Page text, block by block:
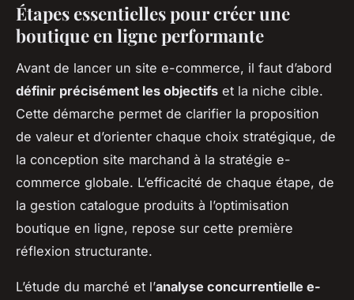
Étapes essentielles pour créer une
boutique en ligne performante
Avant de lancer un site e-commerce, il faut d’abord
définir précisément les objectifs et la niche cible.
Cette démarche permet de clarifier la proposition
de valeur et d’orienter chaque choix stratégique, de
la conception site marchand à la stratégie e-
commerce globale. L’efficacité de chaque étape, de
la gestion catalogue produits à l’optimisation
boutique en ligne, repose sur cette première
réflexion structurante.
L’étude du marché et l’analyse concurrentielle e-